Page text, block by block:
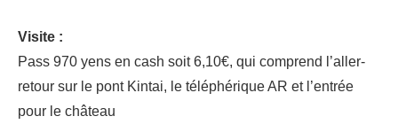
Visite :
Pass 970 yens en cash soit 6,10€, qui comprend l’aller-
retour sur le pont Kintai, le téléphérique AR et l’entrée
pour le château